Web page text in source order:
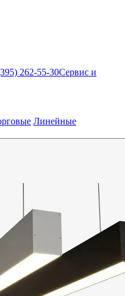
262-55-30Сервис и
Линейные